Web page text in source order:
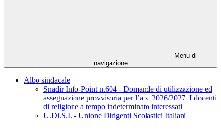
Menu di
navigazione
Albo sindacale
Snadir Info-Point n.604 - Domande di utilizzazione ed
assegnazione provvisoria per l’a.s. 2026/2027. I docenti
di religione a tempo indeterminato interessati
U.Di.S.I. - Unione Dirigenti Scolastici Italiani